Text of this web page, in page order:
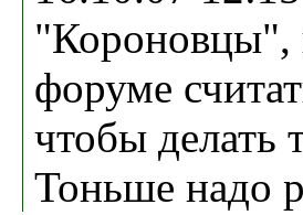
"Короновцы",
форуме
чтобы делать
Тоньше надо